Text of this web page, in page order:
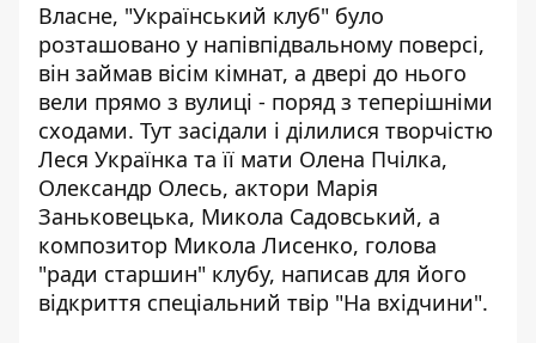
Власне, "Український клуб" було
розташовано у напівпідвальному поверсі,
він займав вісім кімнат, а двері до нього
вели прямо з вулиці - поряд з теперішніми
сходами. Тут засідали і ділилися творчістю
Леся Українка та її мати Олена Пчілка,
Олександр Олесь, актори Марія
Заньковецька, Микола Садовський, а
композитор Микола Лисенко, голова
"ради старшин" клубу, написав для його
відкриття спеціальний твір "На вхідчини".